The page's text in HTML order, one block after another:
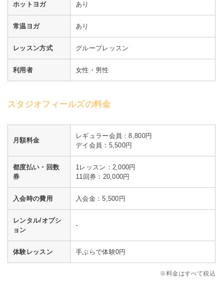
ホットヨガ あり
常温ヨガ あり
レッスン方式 グループレッスン
利用者 女性・男性
スタジオフィールズの料金
月額料金
レギュラー会員：8,800円
デイ会員：5,500円
都度払い・回数
券
1レッスン：2,000円
11回券：20,000円
入会時の費用 入会金：5,500円
レンタル/オプシ
ョン
-
体験レッスン 手ぶらで体験0円
※料金はすべて税込